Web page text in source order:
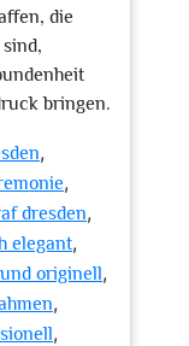
die
bringen.
,
,
dresden,
elegant,
originell,
,
,